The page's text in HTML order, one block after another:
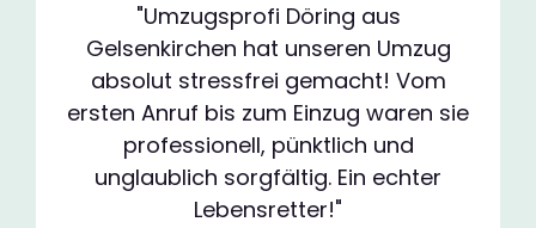
"Umzugsprofi Döring aus
Gelsenkirchen hat unseren Umzug
absolut stressfrei gemacht! Vom
ersten Anruf bis zum Einzug waren sie
professionell, pünktlich und
unglaublich sorgfältig. Ein echter
Lebensretter!"